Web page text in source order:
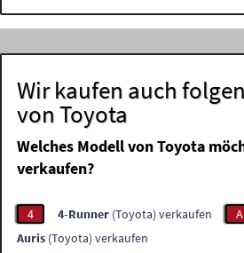
Wir kaufen auch
von Toyota
Welches Modell von Toyota
verkaufen?
4 4-Runner (Toyota) verkaufen
A
Auris (Toyota) verkaufen